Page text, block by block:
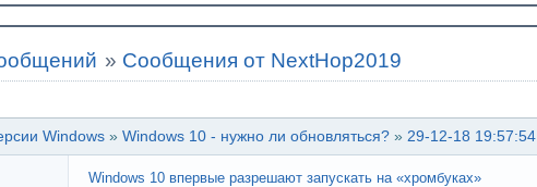
» Сообщения от NextHop2019
Windows » Windows 10 - нужно ли обновляться? » 29-12-18 19:57:54
Windows 10 впервые разрешают запускать на «хромбуках»